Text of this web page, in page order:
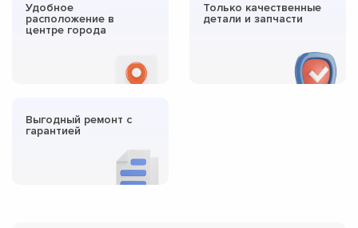
Удобное
расположение в
центре города
Только качественные
детали и запчасти
Выгодный ремонт с
гарантией